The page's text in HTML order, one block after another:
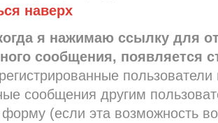
наверх
я нажимаю ссылку для
сообщения, появляется
пользователи
сообщения другим
форму (если эта возможность